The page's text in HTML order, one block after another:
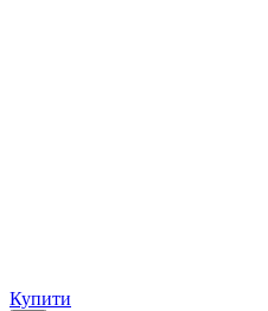
Купити